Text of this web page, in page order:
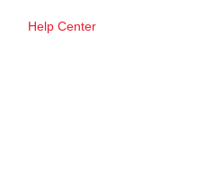
Help Center